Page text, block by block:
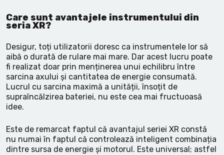
Care sunt avantajele instrumentului din
seria XR?
Desigur, toți utilizatorii doresc ca instrumentele lor să
aibă o durată de rulare mai mare. Dar acest lucru poate
fi realizat doar prin menținerea unui echilibru între
sarcina axului și cantitatea de energie consumată.
Lucrul cu sarcina maximă a unității, însoțit de
supraîncălzirea bateriei, nu este cea mai fructuoasă
idee.
Este de remarcat faptul că avantajul seriei XR constă
nu numai în faptul că controlează inteligent combinația
dintre sursa de energie și motorul. Este universal; astfel